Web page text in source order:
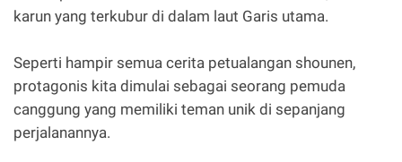
karun yang terkubur di dalam laut Garis utama.
Seperti hampir semua cerita petualangan shounen,
protagonis kita dimulai sebagai seorang pemuda
canggung yang memiliki teman unik di sepanjang
perjalanannya.